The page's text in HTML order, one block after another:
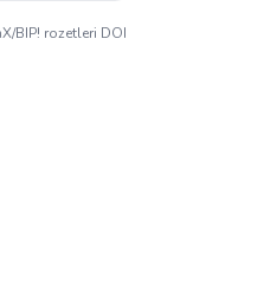
BIP! rozetleri DOI